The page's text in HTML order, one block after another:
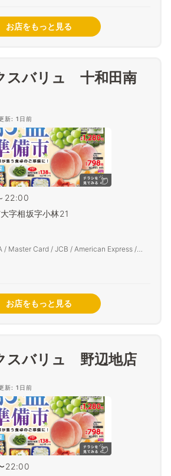
お店をもっと見る
スバリュ 十和田南
新: 1日前
～22:00
字相坂字小林21
/ Master Card / JCB / American Express /
お店をもっと見る
スバリュ 野辺地店
新: 1日前
〜22:00